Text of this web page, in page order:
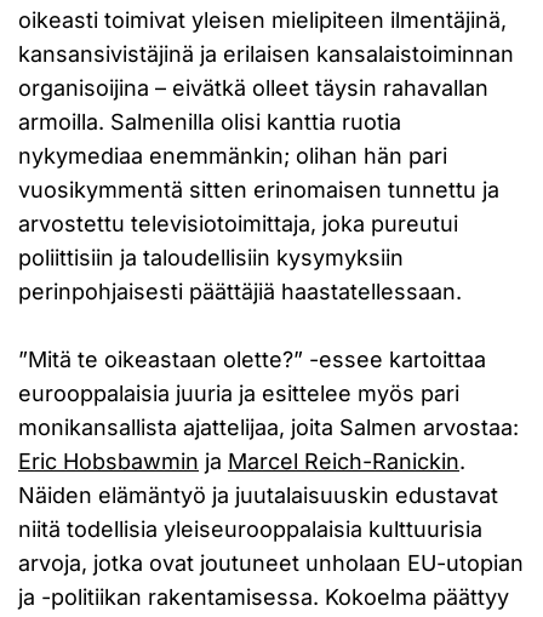
oikeasti toimivat yleisen mielipiteen ilmentäjinä,
kansansivistäjinä ja erilaisen kansalaistoiminnan
organisoijina – eivätkä olleet täysin rahavallan
armoilla. Salmenilla olisi kanttia ruotia
nykymediaa enemmänkin; olihan hän pari
vuosikymmentä sitten erinomaisen tunnettu ja
arvostettu televisiotoimittaja, joka pureutui
poliittisiin ja taloudellisiin kysymyksiin
perinpohjaisesti päättäjiä haastatellessaan.
”Mitä te oikeastaan olette?” -essee kartoittaa
eurooppalaisia juuria ja esittelee myös pari
monikansallista ajattelijaa, joita Salmen arvostaa:
Eric Hobsbawmin ja Marcel Reich-Ranickin.
Näiden elämäntyö ja juutalaisuuskin edustavat
niitä todellisia yleiseurooppalaisia kulttuurisia
arvoja, jotka ovat joutuneet unholaan EU-utopian
ja -politiikan rakentamisessa. Kokoelma päättyy